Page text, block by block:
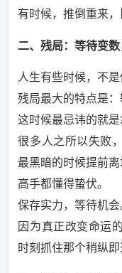
有时候，推倒重来，
二、残局：等待变
人生有些时候，不
残局最大的特点是：
这时候最忌讳的就是
很多人之所以失败
最黑暗的时候提前离
高手都懂得蛰伏。
保存实力，等待机会
因为真正改变命运
时刻抓住那个稍纵即